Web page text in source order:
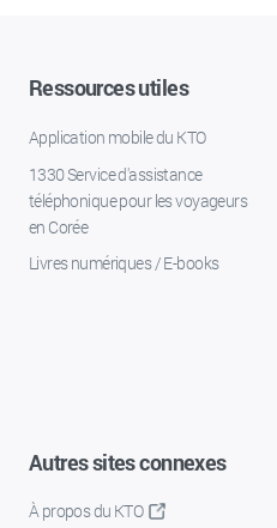
Ressources utiles
Application mobile du KTO
1330 Service d'assistance
téléphonique pour les voyageurs
en Corée
Livres numériques / E-books
Autres sites connexes
À propos du KTO